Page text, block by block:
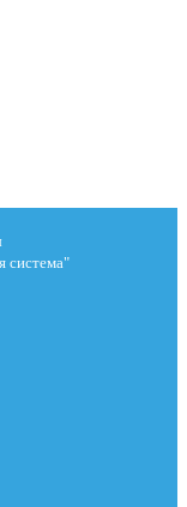
система"